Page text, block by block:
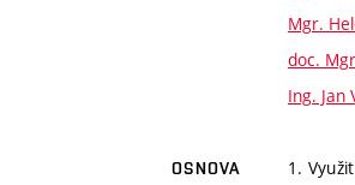
Mgr.
doc.
Ing. Jan
OSNOVA 1.